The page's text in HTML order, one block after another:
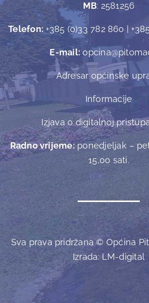
MB: 2581256
Telefon:+385 (0)33 782 860 |
E-mail:
Adresar općinske
Informacije
Izjava o digitalnoj
Radno vrijeme:ponedjeljak –
15,00 sati.
Sva prava pridržana © Općina
Izrada:LM-digital